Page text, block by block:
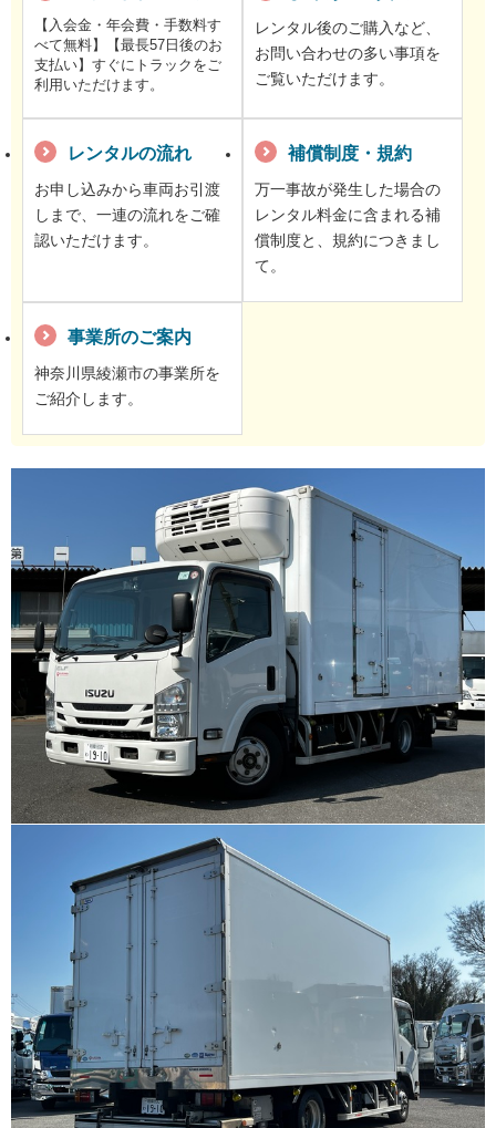
【入会金・年会費・手数料す
べて無料】【最長57日後のお
支払い】すぐにトラックをご
利用いただけます。
レンタル後のご購入など、
お問い合わせの多い事項を
ご覧いただけます。
レンタルの流れ
お申し込みから車両お引渡
しまで、一連の流れをご確
認いただけます。
補償制度・規約
万一事故が発生した場合の
レンタル料金に含まれる補
償制度と、規約につきまし
て。
事業所のご案内
神奈川県綾瀬市の事業所を
ご紹介します。